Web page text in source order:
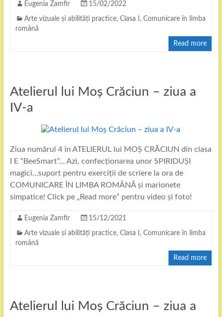
Eugenia Zamfir 15/02/2022
Arte vizuale și abilități practice, Clasa I , Comunicare în limba
română
Read more
Atelierul lui Moș Crăciun – ziua a
IV-a
Ziua numărul 4 în ATELIERUL lui MOȘ CRĂCIUN din clasa
I E “BeeSmart”… Azi, confecționarea unor SPIRIDUȘI
magici…suport pentru exerciții de scriere la ora de
COMUNICARE ÎN LIMBA ROMÂNĂ și marionete
simpatice! Click pe „Read more” pentru video și foto!
Eugenia Zamfir 15/12/2021
Arte vizuale și abilități practice, Clasa I , Comunicare în limba
română
Read more
Atelierul lui Moș Crăciun – ziua a